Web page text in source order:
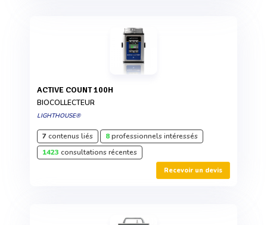
ACTIVE COUNT 100H
BIOCOLLECTEUR
LIGHTHOUSE®
7contenus liés 8professionnels intéressés
1423 consultations récentes
Recevoir un devis